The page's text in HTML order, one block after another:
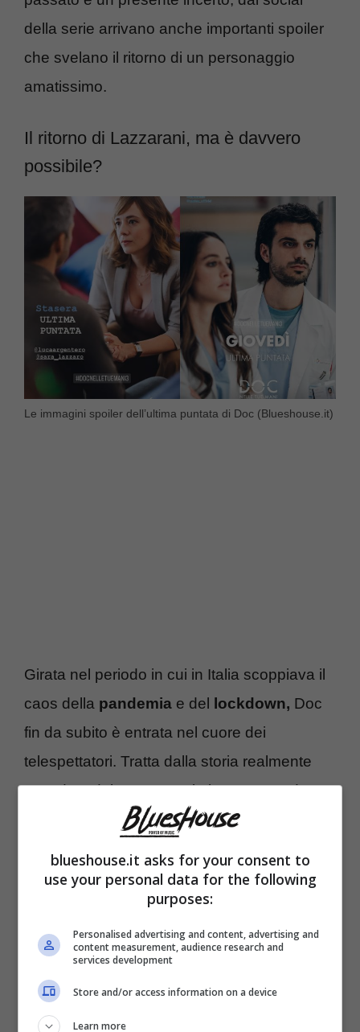
della serie arrivano anche importanti spoiler
che svelano il ritorno di un personaggio
amatissimo.
Il ritorno di Lazzarani, ma è davvero
possibile?
Le immagini spoiler dell’ultima puntata di Doc (Blueshouse.it)
Girata nel periodo in cui in Italia scoppiava il
caos della pandemia e del lockdown, Doc
fin da subito è entrata nel cuore dei
telespettatori. Tratta dalla storia realmente
accaduta del personaggio interpretato da
Luca Argentero, era inevitabile e giusto che
un costante contatto con la realtà
Non una serie estemporanea ma proprio
figlia del suo tempo storico, e così la
seconda stagione è stata dedicata alla lotta
alla Covid-19 e ai
blueshouse.it asks for your consent to
use your personal data for the following
purposes:
Personalised advertising and content, advertising and
content measurement, audience research and
services development
Store and/or access information on a device
Learn more